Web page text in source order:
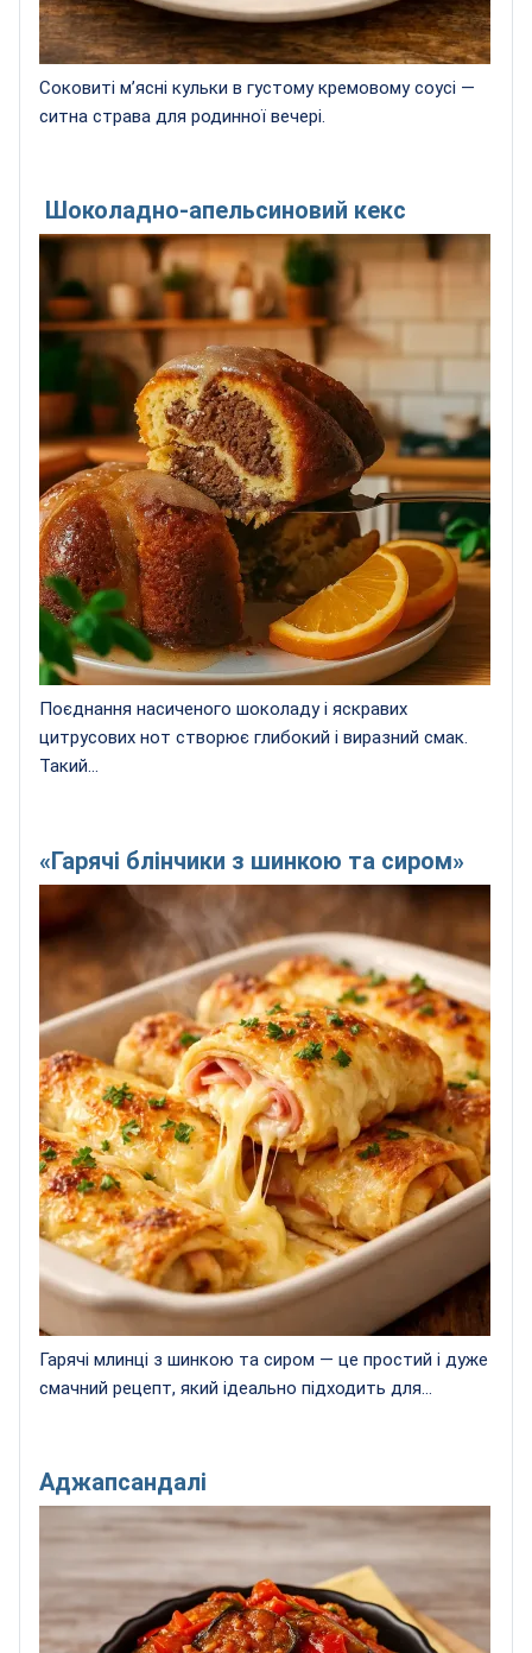
Соковиті м’ясні кульки в густому кремовому соусі —
ситна страва для родинної вечері.
Шоколадно-апельсиновий кекс
Поєднання насиченого шоколаду і яскравих
цитрусових нот створює глибокий і виразний смак.
Такий...
«Гарячі блінчики з шинкою та сиром»
Гарячі млинці з шинкою та сиром — це простий і дуже
смачний рецепт, який ідеально підходить для...
Аджапсандалі